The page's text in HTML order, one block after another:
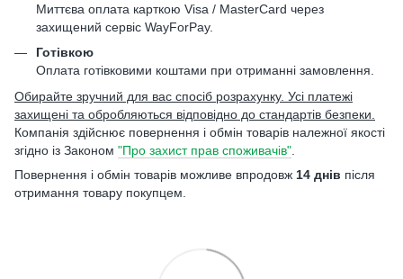
Миттєва оплата карткою Visa / MasterCard через
захищений сервіс WayForPay.
Готівкою
Оплата готівковими коштами при отриманні замовлення.
Обирайте зручний для вас спосіб розрахунку. Усі платежі
захищені та обробляються відповідно до стандартів безпеки.
Компанія здійснює повернення і обмін товарів належної якості
згідно із Законом "Про захист прав споживачів"
Повернення і обмін товарів можливе впродовж 14 днів після
отримання товару покупцем.